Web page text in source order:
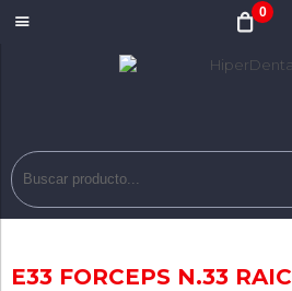
0
E33 FORCEPS N.33